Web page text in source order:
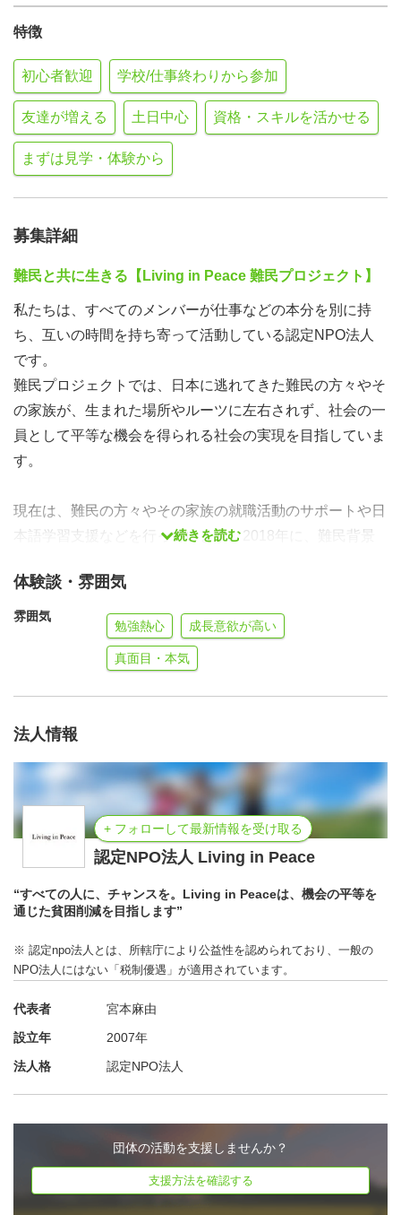
特徴
初心者歓迎 学校/仕事終わりから参加
友達が増える 土日中心 資格・スキルを活かせる
まずは見学・体験から
募集詳細
難民と共に生きる【Living in Peace 難民プロジェクト】
私たちは、すべてのメンバーが仕事などの本分を別に持
ち、互いの時間を持ち寄って活動している認定NPO法人
です。
難民プロジェクトでは、日本に逃れてきた難民の方々やそ
の家族が、生まれた場所やルーツに左右されず、社会の一
員として平等な機会を得られる社会の実現を目指していま
す。
現在は、難民の方々やその家族の就職活動のサポートや日
本語学習支援などを行っています。2018年に、難民背景
必要な日本語学習支援、難民・移民の就労における社会的
課題の調査・提言など、少しずつ活動を広げています。よ
り多くの難民の方々に支援を届けられるよう、メンバーの
増員募集をしています。
就労支援チームの事業内容
難民の背景を持つ学生は、新卒の就職活動において、日本
の就活文化に明るくないことや、日本語の壁による情報取
得の困難さから職業選択の幅が狭まっています。また、こ
のような場合、学生の親も日本の就活事情を知らないた
ンタルの悪化も懸念されます。
こうした課題を解決するため、私たちは日本に暮らす難民
の大学生を中心に、日本での就職活動に関する情報提供を
続きを読む
体験談・雰囲気
雰囲気
勉強熱心 成長意欲が高い
真面目・本気
法人情報
+ フォローして最新情報を受け取る
認定NPO法人 Living in Peace
“すべての人に、チャンスを。Living in Peaceは、機会の平等を
通じた貧困削減を目指します”
※ 認定npo法人とは、所轄庁により公益性を認められており、一般の
NPO法人にはない「税制優遇」が適用されています。
代表者
宮本麻由
設立年
2007年
法人格
認定NPO法人
団体の活動を支援しませんか？
支援方法を確認する